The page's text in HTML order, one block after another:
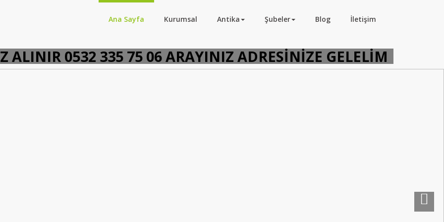
Ana Sayfa Kurumsal Antika Şubeler Blog İletişim
0532 335 75 06 ARAYINIZ ADRESİNİZE GELELİM